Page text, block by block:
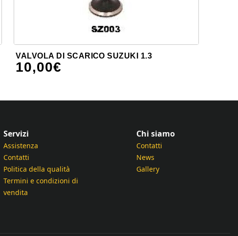
VALVOLA DI SCARICO SUZUKI 1.3
10,00€
Servizi
Assistenza
Contatti
Politica della qualità
Termini e condizioni di
vendita
Chi siamo
Contatti
News
Gallery